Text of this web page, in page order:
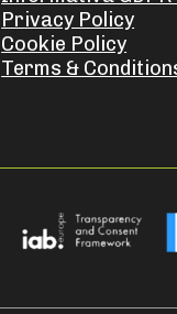
Privacy Policy
Cookie Policy
Terms &